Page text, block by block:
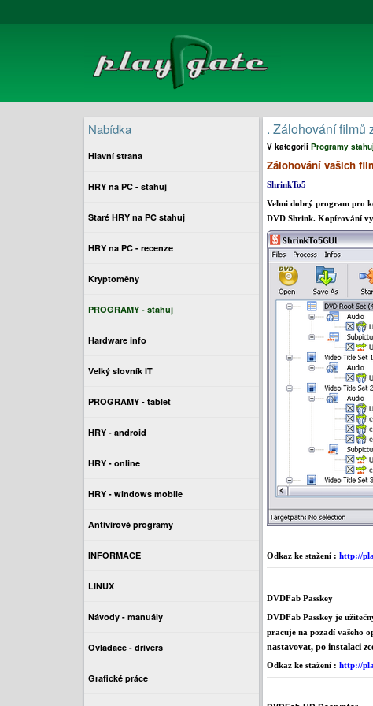
. Zálohování filmů
V kategorii Programy stahuj
Zálohování vašich
ShrinkTo5
Velmi dobrý program pro
DVD Shrink. Kopírování
Odkaz ke stažení : http://
DVDFab Passkey
DVDFab Passkey je
pracuje na pozadí vašeho
nastavovat, po instalaci
Odkaz ke stažení : http://
Nabídka
Hlavní strana
HRY na PC - stahuj
Staré HRY na PC stahuj
HRY na PC - recenze
Kryptoměny
PROGRAMY - stahuj
Hardware info
Velký slovník IT
PROGRAMY - tablet
HRY - android
HRY - online
HRY - windows mobile
Antivirové programy
INFORMACE
LINUX
Návody - manuály
Ovladače - drivers
Grafické práce